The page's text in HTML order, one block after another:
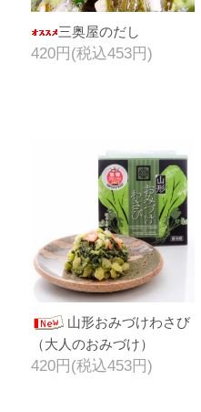
三奥屋のだし
420円(税込453円)
山形おみづけわさび
（大人のおみづけ）
420円(税込453円)